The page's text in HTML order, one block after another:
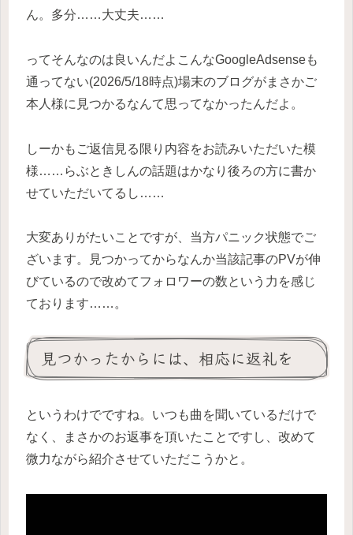
ん。多分……大丈夫……
ってそんなのは良いんだよこんなGoogleAdsenseも
通ってない(2026/5/18時点)場末のブログがまさかご
本人様に見つかるなんて思ってなかったんだよ。
しーかもご返信見る限り内容をお読みいただいた模
様……らぶときしんの話題はかなり後ろの方に書か
せていただいてるし……
大変ありがたいことですが、当方パニック状態でご
ざいます。見つかってからなんか当該記事のPVが伸
びているので改めてフォロワーの数という力を感じ
ております……。
見つかったからには、相応に返礼を
というわけでですね。いつも曲を聞いているだけで
なく、まさかのお返事を頂いたことですし、改めて
微力ながら紹介させていただこうかと。